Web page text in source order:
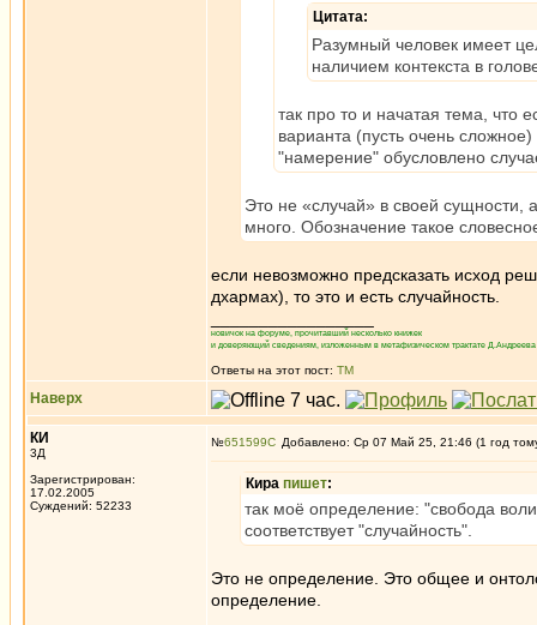
Цитата:
Разумный человек имеет
наличием контекста в
так про то и начатая тема, что
варианта (пусть очень
"намерение" обусловлено
Это не «случай» в своей сущности,
много. Обозначение такое
если невозможно предсказать исход
дхармах), то это и есть случайность.
новичок на форуме, прочитавший несколько книжек
и доверяющий сведениям, изложенным в метафизическом трактате
Ответы на этот пост: ТМ
Наверх
КИ
3Д
Зарегистрирован:
17.02.2005
Суждений: 52233
№651599 Добавлено: Ср 07 Май 25, 21:46 (1 год
Кира пишет:
так моё определение: "свобода
соответствует "случайность".
Это не определение. Это общее и
определение.